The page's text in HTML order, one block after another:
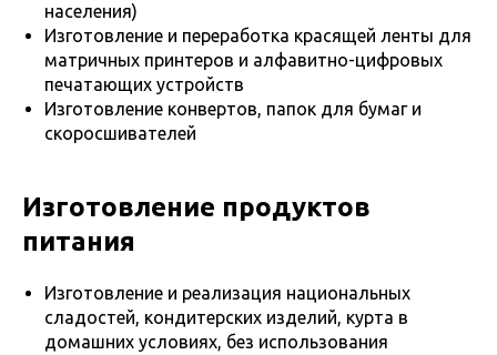
населения)
Изготовление и переработка красящей ленты для
матричных принтеров и алфавитно-цифровых
печатающих устройств
Изготовление конвертов, папок для бумаг и
скоросшивателей
Изготовление продуктов
питания
Изготовление и реализация национальных
сладостей, кондитерских изделий, курта в
домашних условиях, без использования